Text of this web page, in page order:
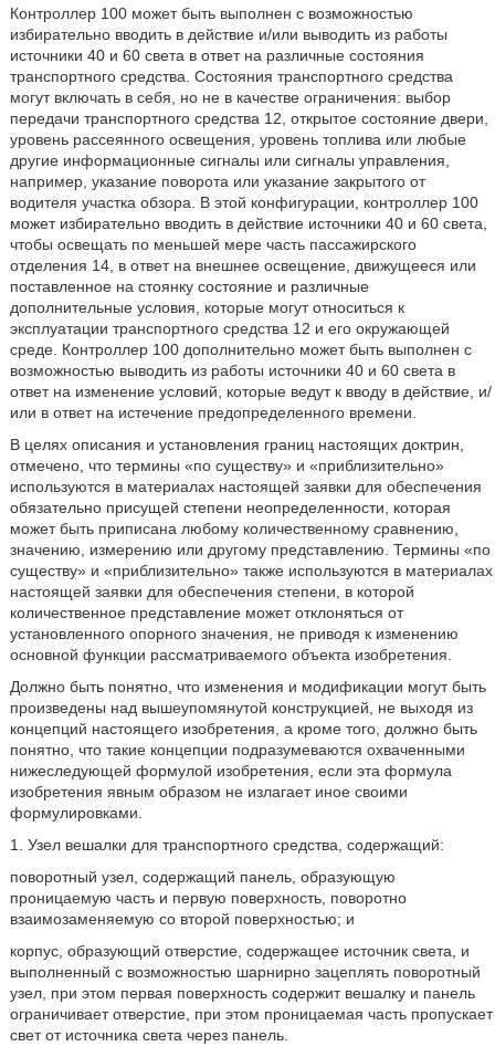
Контроллер 100 может быть выполнен с возможностью
избирательно вводить в действие и/или выводить из работы
источники 40 и 60 света в ответ на различные состояния
транспортного средства. Состояния транспортного средства
могут включать в себя, но не в качестве ограничения: выбор
передачи транспортного средства 12, открытое состояние двери,
уровень рассеянного освещения, уровень топлива или любые
другие информационные сигналы или сигналы управления,
например, указание поворота или указание закрытого от
водителя участка обзора. В этой конфигурации, контроллер 100
может избирательно вводить в действие источники 40 и 60 света,
чтобы освещать по меньшей мере часть пассажирского
отделения 14, в ответ на внешнее освещение, движущееся или
поставленное на стоянку состояние и различные
дополнительные условия, которые могут относиться к
эксплуатации транспортного средства 12 и его окружающей
среде. Контроллер 100 дополнительно может быть выполнен с
возможностью выводить из работы источники 40 и 60 света в
ответ на изменение условий, которые ведут к вводу в действие, и/
или в ответ на истечение предопределенного времени.
В целях описания и установления границ настоящих доктрин,
отмечено, что термины «по существу» и «приблизительно»
используются в материалах настоящей заявки для обеспечения
обязательно присущей степени неопределенности, которая
может быть приписана любому количественному сравнению,
значению, измерению или другому представлению. Термины «по
существу» и «приблизительно» также используются в материалах
настоящей заявки для обеспечения степени, в которой
количественное представление может отклоняться от
установленного опорного значения, не приводя к изменению
основной функции рассматриваемого объекта изобретения.
Должно быть понятно, что изменения и модификации могут быть
произведены над вышеупомянутой конструкцией, не выходя из
концепций настоящего изобретения, а кроме того, должно быть
понятно, что такие концепции подразумеваются охваченными
нижеследующей формулой изобретения, если эта формула
изобретения явным образом не излагает иное своими
формулировками.
1. Узел вешалки для транспортного средства, содержащий:
поворотный узел, содержащий панель, образующую
проницаемую часть и первую поверхность, поворотно
взаимозаменяемую со второй поверхностью; и
корпус, образующий отверстие, содержащее источник света, и
выполненный с возможностью шарнирно зацеплять поворотный
узел, при этом первая поверхность содержит вешалку и панель
ограничивает отверстие, при этом проницаемая часть пропускает
свет от источника света через панель.